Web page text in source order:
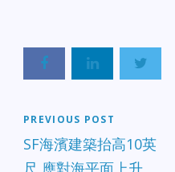
PREVIOUS POST
SF海濱建築抬高10英
尺 應對海平面上升